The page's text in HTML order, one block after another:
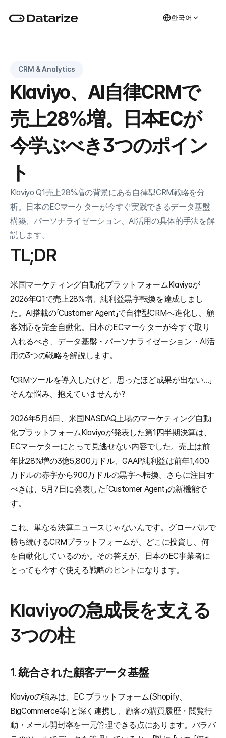
한국어
CRM & Analytics
Klaviyo、AI自律CRMで
売上28%増。日本ECが
今学ぶべき3つのポイン
ト
Klaviyo Q1売上28%増の背景にある自律型CRM戦略を分
析。日本のECマーケターが今すぐ実践できるデータ基盤
構築、パーソナライゼーション、AI活用の具体的手法を解
説します。
TL;DR
米国マーケティング自動化プラットフォームKlaviyoが
2026年Q1で売上28%増、純利益黒字転換を達成しまし
た。AI搭載の「Customer Agent」で自律型CRMへ進化し、顧
客対応を完全自動化。日本のECマーケターが今すぐ取り
入れるべき、データ基盤・パーソナライゼーション・AI活
用の3つの戦略を解説します。
「CRMツールを導入したけど、思ったほど成果が出ない…」
そんな悩み、抱えていませんか?
2026年5月6日、米国NASDAQ上場のマーケティング自動
化プラットフォームKlaviyoが発表した第1四半期決算は、
ECマーケターにとって見逃せない内容でした。売上は前
年比28%増の3億5,800万ドル、GAAP純利益は前年1,400
万ドルの赤字から900万ドルの黒字へ転換。さらに注目す
べきは、5月7日に発表した「Customer Agent」の新機能で
す。
これ、単なる決算ニュースじゃないんです。グローバルで
勝ち続けるCRMプラットフォームが、どこに投資し、何
を自動化しているのか。その答えが、日本のEC事業者に
とっても今すぐ使える戦略のヒントになります。
Klaviyoの急成長を支える
3つの柱
1. 統合された顧客データ基盤
Klaviyoの強みは、EC プラットフォーム(Shopify、
BigCommerce等)と深く連携し、顧客の購買履歴・閲覧行
動・メール開封率を一元管理できる点にあります。バラバ